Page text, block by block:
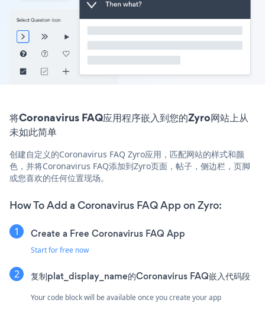
将Coronavirus FAQ应用程序嵌入到您的Zyro网站上从
未如此简单
创建自定义的Coronavirus FAQ Zyro应用，匹配网站的样式和颜
色，并将Coronavirus FAQ添加到Zyro页面，帖子，侧边栏，页脚
或您喜欢的任何位置现场。
How To Add a Coronavirus FAQ App on Zyro:
Create a Free Coronavirus FAQ App
Start for free now
复制plat_display_name的Coronavirus FAQ嵌入代码段
Your code block will be available once you create your app